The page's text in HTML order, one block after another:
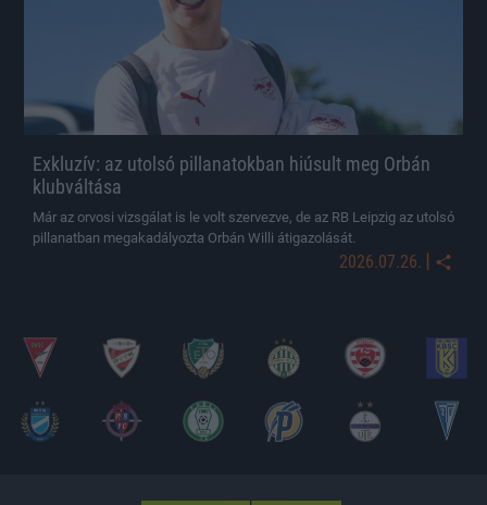
Exkluzív: az utolsó pillanatokban hiúsult meg Orbán
klubváltása
Már az orvosi vizsgálat is le volt szervezve, de az RB Leipzig az utolsó
pillanatban megakadályozta Orbán Willi átigazolását.
2026.07.26. |